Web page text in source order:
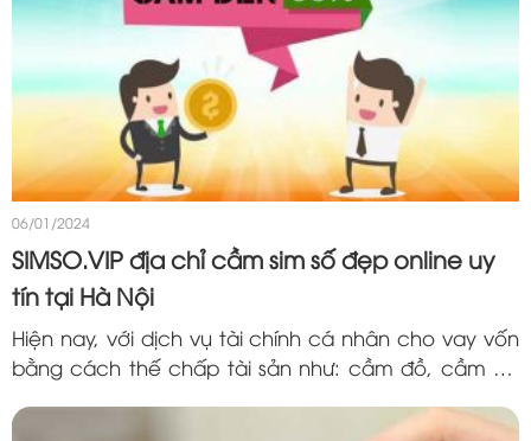
06/01/2024
SIMSO.VIP địa chỉ cầm sim số đẹp online uy
tín tại Hà Nội
Hiện nay, với dịch vụ tài chính cá nhân cho vay vốn
bằng cách thế chấp tài sản như: cầm đồ, cầm cố
là các dịch vụ khá...